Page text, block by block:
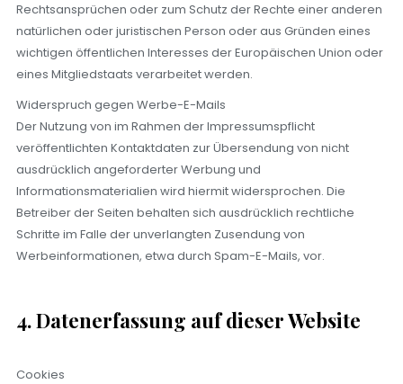
Rechtsansprüchen oder zum Schutz der Rechte einer anderen
natürlichen oder juristischen Person oder aus Gründen eines
wichtigen öffentlichen Interesses der Europäischen Union oder
eines Mitgliedstaats verarbeitet werden.
Widerspruch gegen Werbe-E-Mails
Der Nutzung von im Rahmen der Impressumspflicht
veröffentlichten Kontaktdaten zur Übersendung von nicht
ausdrücklich angeforderter Werbung und
Informationsmaterialien wird hiermit widersprochen. Die
Betreiber der Seiten behalten sich ausdrücklich rechtliche
Schritte im Falle der unverlangten Zusendung von
Werbeinformationen, etwa durch Spam-E-Mails, vor.
4. Datenerfassung auf dieser Website
Cookies